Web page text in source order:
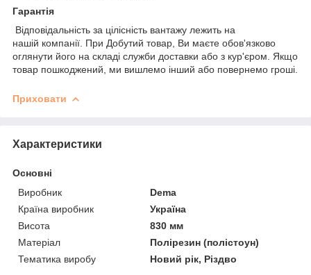
Гарантія
Відповідальність за цілісність вантажу лежить на
нашій компанії. При Добутий товар, Ви маєте обов'язково
оглянути його на складі служби доставки або з кур'єром. Якщо
товар пошкоджений, ми вишлемо інший або повернемо гроші.
Приховати
Характеристики
Основні
Виробник
Dema
Країна виробник
Україна
Висота
830 мм
Матеріал
Полірезин (полістоун)
Тематика виробу
Новий рік, Різдво